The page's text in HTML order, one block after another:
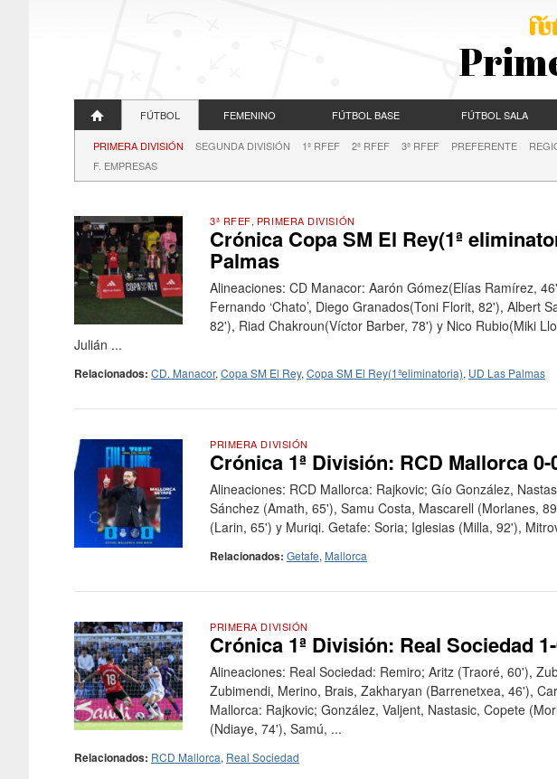
FÚTBOL FEMENINO FÚTBOL BASE FÚTBOL SALA
PRIMERA DIVISIÓN SEGUNDA DIVISIÓN 1ª RFEF 2ª RFEF 3ª RFEF PREFERENTE
F. EMPRESAS
3ª RFEF, PRIMERA DIVISIÓN
Crónica Copa SM El Rey(1ª
Palmas
Alineaciones: CD Manacor: Aarón Gómez(Elías Ramírez,
Fernando ‘Chato’, Diego Granados(Toni Florit, 82'), Albert
82'), Riad Chakroun(Víctor Barber, 78') y Nico Rubio(Miki
Julián ...
Relacionados: CD. Manacor, Copa SM El Rey, Copa SM El Rey(1ªeliminatoria), UD Las Palmas
PRIMERA DIVISIÓN
Crónica 1ª División: RCD Mallorca 0-
Alineaciones: RCD Mallorca: Rajkovic; Gío González,
Sánchez (Amath, 65'), Samu Costa, Mascarell (Morlanes,
(Larin, 65') y Muriqi. Getafe: Soria; Iglesias (Milla, 92'),
Relacionados: Getafe, Mallorca
PRIMERA DIVISIÓN
Crónica 1ª División: Real Sociedad
Alineaciones: Real Sociedad: Remiro; Aritz (Traoré, 60'),
Zubimendi, Merino, Brais, Zakharyan (Barrenetxea, 46'),
Mallorca: Rajkovic; González, Valjent, Nastasic, Copete
(Ndiaye, 74'), Samú, ...
Relacionados: RCD Mallorca, Real Sociedad